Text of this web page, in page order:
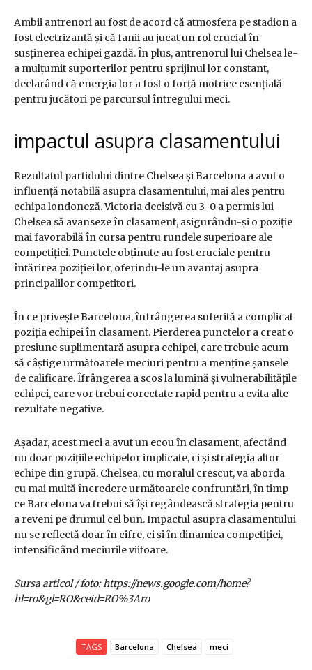
Ambii antrenori au fost de acord că atmosfera pe stadion a
fost electrizantă și că fanii au jucat un rol crucial în
susținerea echipei gazdă. În plus, antrenorul lui Chelsea le-
a mulțumit suporterilor pentru sprijinul lor constant,
declarând că energia lor a fost o forță motrice esențială
pentru jucători pe parcursul întregului meci.
impactul asupra clasamentului
Rezultatul partidului dintre Chelsea și Barcelona a avut o
influență notabilă asupra clasamentului, mai ales pentru
echipa londoneză. Victoria decisivă cu 3-0 a permis lui
Chelsea să avanseze în clasament, asigurându-și o poziție
mai favorabilă în cursa pentru rundele superioare ale
competiției. Punctele obținute au fost cruciale pentru
întărirea poziției lor, oferindu-le un avantaj asupra
principalilor competitori.
În ce privește Barcelona, înfrângerea suferită a complicat
poziția echipei în clasament. Pierderea punctelor a creat o
presiune suplimentară asupra echipei, care trebuie acum
să câștige următoarele meciuri pentru a menține șansele
de calificare. Îfrângerea a scos la lumină și vulnerabilitățile
echipei, care vor trebui corectate rapid pentru a evita alte
rezultate negative.
Așadar, acest meci a avut un ecou în clasament, afectând
nu doar pozițiile echipelor implicate, ci și strategia altor
echipe din grupă. Chelsea, cu moralul crescut, va aborda
cu mai multă încredere următoarele confruntări, în timp
ce Barcelona va trebui să își regândească strategia pentru
a reveni pe drumul cel bun. Impactul asupra clasamentului
nu se reflectă doar în cifre, ci și în dinamica competiției,
intensificând meciurile viitoare.
Sursa articol / foto: https://news.google.com/home?
hl=ro&gl=RO&ceid=RO%3Aro
TAGS Barcelona Chelsea meci